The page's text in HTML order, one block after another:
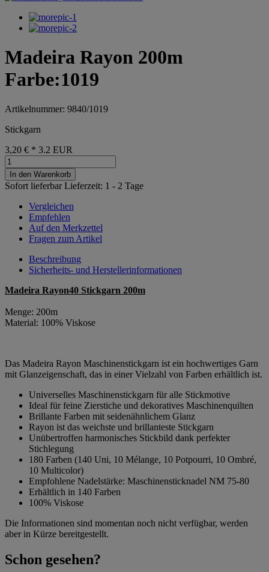
Madeira Rayon 200m
Farbe:1019
Artikelnummer: 9840/1019
Stickgarn
3,20 € * 3.2 EUR
In den Warenkorb
Sofort lieferbarLieferzeit: 1 - 2 Tage
Vergleichen
Empfehlen
Auf den Merkzettel
Fragen zum Artikel
Beschreibung
Sicherheits- und Herstellerinformationen
Madeira Rayon40 Stickgarn 200m
Menge: 200m
Material: 100% Viskose
Das Madeira Rayon Maschinenstickgarn ist ein hochwertiges Garn
mit Glanzeigenschaft, das in einer Vielzahl von Farben erhältlich ist.
Universelles Maschinenstickgarn für alle Stickmotive
Ideal für feine Zierstiche und dekoratives Maschinenquilten
Brillante Farben mit seidenähnlichem Glanz
Rayon ist das weichste und brillanteste Stickgarn
Unübertroffen harmonisches Stickbild dank perfekter
Stichlegung
180 Farben (140 Uni, 10 Mélange, 10 Potpourri, 10 Ombré,
10 Multicolor)
Empfohlene Nadelstärke: Maschinensticknadel NM 75-80
Erhältlich in 140 Farben
100% Viskose
Die Informationen sind momentan noch nicht verfügbar, werden
aber in Kürze bereitgestellt.
Schon gesehen?